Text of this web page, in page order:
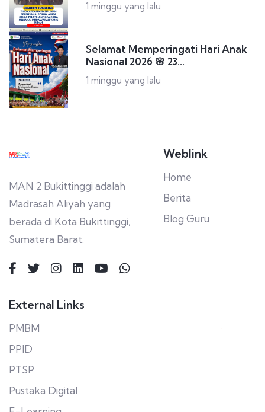
1 minggu yang lalu
Selamat Memperingati Hari Anak
Nasional 2026 🌸 23...
1 minggu yang lalu
MAN 2 Bukittinggi adalah
Madrasah Aliyah yang
berada di Kota Bukittinggi,
Sumatera Barat.
Weblink
Home
Berita
Blog Guru
External Links
PMBM
PPID
PTSP
Pustaka Digital